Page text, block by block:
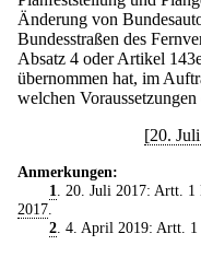
Änderung von
Bundesstraßen des
Absatz 4 oder Artikel
übernommen hat, im
welchen
[20.
Anmerkungen:
1
. 20. Juli 2017: Artt. 1
2017
2. 4. April 2019: Artt. 1